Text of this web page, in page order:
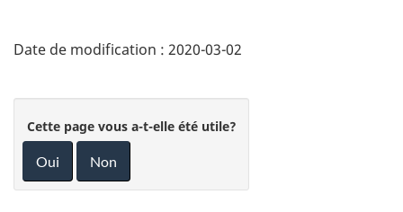
Date de modification : 2020-03-02
Cette page vous a-t-elle été utile?
Oui Non